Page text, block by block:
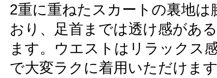
2重に重ねたスカートの裏地
おり、足首までは透け感があ
ます。ウエストはリラックス
で大変ラクに着用いただけま